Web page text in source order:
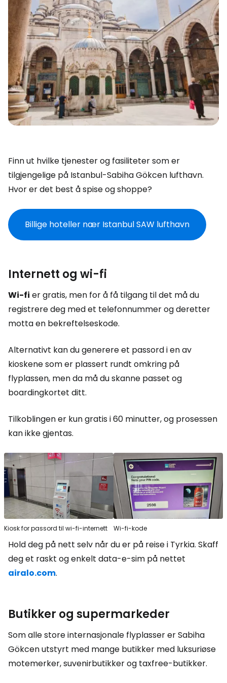
Finn ut hvilke tjenester og fasiliteter som er
tilgjengelige på Istanbul-Sabiha Gökcen lufthavn.
Hvor er det best å spise og shoppe?
Billige hoteller nær Istanbul SAW lufthavn
Internett og wi-fi
Wi-fi er gratis, men for å få tilgang til det må du
registrere deg med et telefonnummer og deretter
motta en bekreftelseskode.
Alternativt kan du generere et passord i en av
kioskene som er plassert rundt omkring på
flyplassen, men da må du skanne passet og
boardingkortet ditt.
Tilkoblingen er kun gratis i 60 minutter, og prosessen
kan ikke gjentas.
Kiosk for passord til wi-fi-internett Wi-fi-kode
Hold deg på nett selv når du er på reise i Tyrkia. Skaff
deg et raskt og enkelt data-e-sim på nettet
airalo.com.
Butikker og supermarkeder
Som alle store internasjonale flyplasser er Sabiha
Gökcen utstyrt med mange butikker med luksuriøse
motemerker, suvenirbutikker og taxfree-butikker.